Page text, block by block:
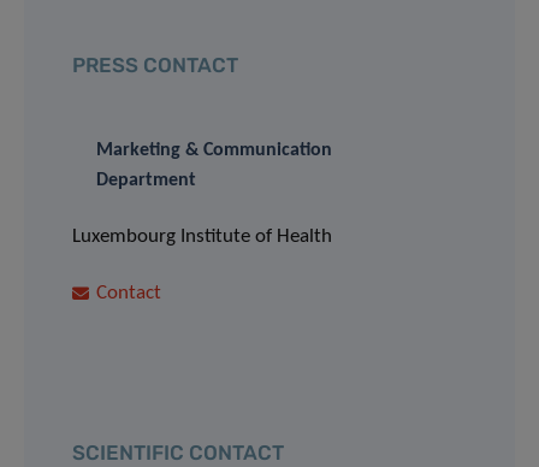
PRESS CONTACT
Marketing & Communication
Department
Luxembourg Institute of Health
Contact
SCIENTIFIC CONTACT